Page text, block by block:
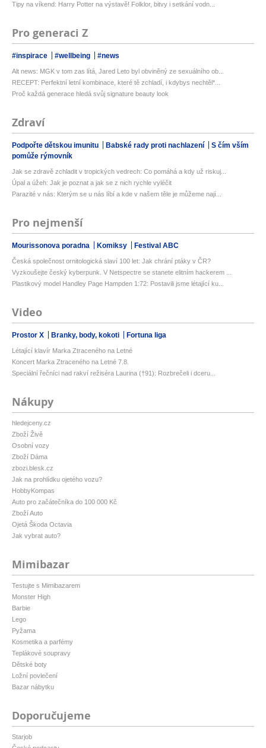
Tipy na víkend: Harry Potter na výstavě! Folklor, bitvy i setkání vodn...
Pro generaci Z
#inspirace #wellbeing #news
Alt news: MGK v tom zas lítá, Jared Leto byl obviněný ze sexuálního ob...
RECEPT: Perfektní letní kombinace, které tě zchladí, i kdybys nechtěl*...
Proč každá generace hledá svůj signature beauty look
Zdraví
Podpořte dětskou imunitu Babské rady proti nachlazení
S čím vším
pomůže rýmovník
Jak se zdravě zchladit v tropických vedrech: Co pomáhá a kdy už riskuj...
Úpal a úžeh: Jak je poznat a jak se z nich rychle vyléčit
Parazité v nás: Kterým se u nás líbí a kde v našem těle je můžeme nají...
Pro nejmenší
Mourissonova poradna Komiksy Festival ABC
Česká společnost ornitologická slaví 100 let: Jak chrání ptáky v ČR?
Vyzkoušejte český kyberpunk. V Netspectre se stanete elitním hackerem ...
Plastikový model Handley Page Hampden 1:72: Postavili jsme létající ku...
Video
Prostor X Branky, body, kokoti Fortuna liga
Létající klavír Marka Ztraceného na Letné
Koncert Marka Ztraceného na Letné 7.8.
Speciální řečníci nad rakví režiséra Laurina (†91): Rozbrečeli i dceru...
Nákupy
hledejceny.cz
Zboží Živě
Osobní vozy
Zboží Dáma
zbozi.blesk.cz
Jak na prohlídku ojetého vozu?
HobbyKompas
Auto pro začátečníka do 100 000 Kč
Zboží Auto
Ojetá Škoda Octavia
Jak vybrat auto?
Mimibazar
Testujte s Mimibazarem
Monster High
Barbie
Lego
Pyžama
Kosmetika a parfémy
Teplákové soupravy
Dětské boty
Ložní povlečení
Bazar nábytku
Doporučujeme
Starjob